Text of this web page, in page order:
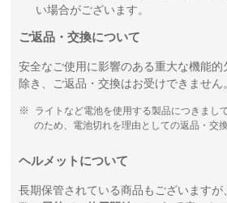
い場合がございます。
ご返品・交換について
安全なご使用に影響のある重大な機能
除き、ご返品・交換はお受けできません
ライトなど電池を使用する製品につきまし
のため、電池切れを理由としての返品・交
ヘルメットについて
長期保管されている商品もございます